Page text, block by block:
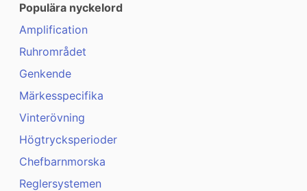
Populära nyckelord
Amplification
Ruhrområdet
Genkende
Märkesspecifika
Vinterövning
Högtrycksperioder
Chefbarnmorska
Reglersystemen